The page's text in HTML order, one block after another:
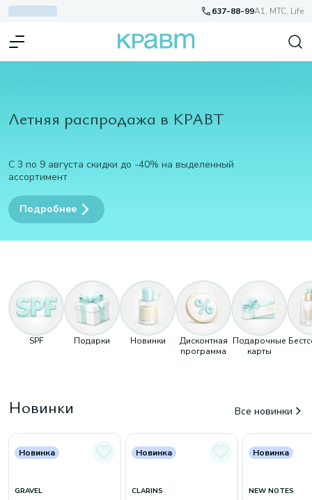
637-88-99A1, МТС, Life
Летняя распродажа в КРАВТ
С 3 по 9 августа скидки до -40% на выделенный
ассортимент
Подробнее
SPF Подарки Новинки
Дисконтная
программа
Подарочные
карты
Новинки Все новинки
Новинка
GRAVEL
Новинка
CLARINS
Новинка
NEW NOTES